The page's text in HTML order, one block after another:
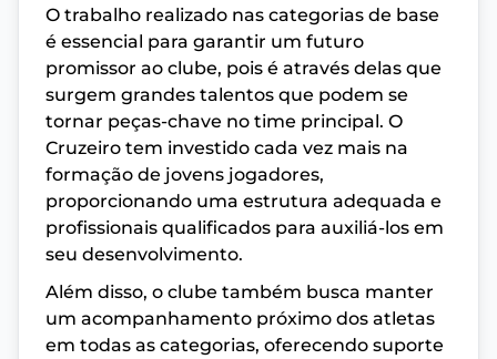
O trabalho realizado nas categorias de base
é essencial para garantir um futuro
promissor ao clube, pois é através delas que
surgem grandes talentos que podem se
tornar peças-chave no time principal. O
Cruzeiro tem investido cada vez mais na
formação de jovens jogadores,
proporcionando uma estrutura adequada e
profissionais qualificados para auxiliá-los em
seu desenvolvimento.
Além disso, o clube também busca manter
um acompanhamento próximo dos atletas
em todas as categorias, oferecendo suporte